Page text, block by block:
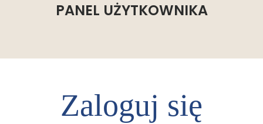
PANEL UŻYTKOWNIKA
Zaloguj się